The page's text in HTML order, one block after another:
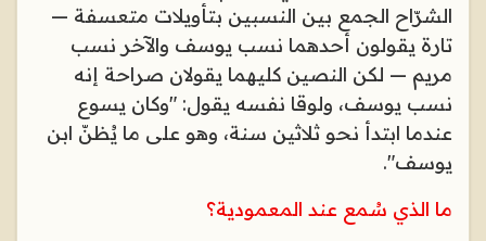
الشرّاح الجمع بين النسبين بتأويلات متعسفة —
تارة يقولون أحدهما نسب يوسف والآخر نسب
مريم — لكن النصين كليهما يقولان صراحة إنه
نسب يوسف، ولوقا نفسه يقول: "وكان يسوع
عندما ابتدأ نحو ثلاثين سنة، وهو على ما يُظنّ ابن
يوسف."
ما الذي سُمع عند المعمودية؟